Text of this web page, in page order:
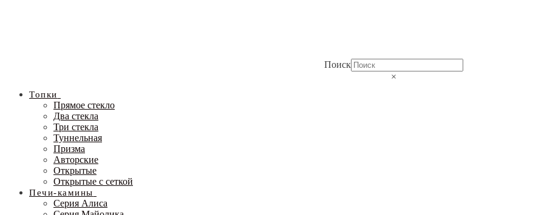
Поиск
×
Топки
Прямое стекло
Два стекла
Три стекла
Туннельная
Призма
Авторские
Открытые
Открытые с сеткой
Печи-камины
Серия Алиса